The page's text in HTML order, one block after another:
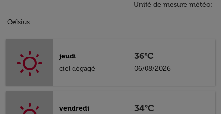
Unité de mesure météo:
Celsius
keyboard_arrow_down
jeudi
ciel dégagé
36°C
06/08/2026
vendredi
34°C